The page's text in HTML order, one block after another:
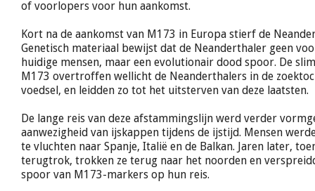
of voorlopers voor hun aankomst.
Kort na de aankomst van M173 in Europa stierf de
Genetisch materiaal bewijst dat de Neanderthaler geen
huidige mensen, maar een evolutionair dood spoor. De
M173 overtroffen wellicht de Neanderthalers in de
voedsel, en leidden zo tot het uitsterven van deze laatsten.
De lange reis van deze afstammingslijn werd verder
aanwezigheid van ijskappen tijdens de ijstijd. Mensen
te vluchten naar Spanje, Italië en de Balkan. Jaren later,
terugtrok, trokken ze terug naar het noorden en
spoor van M173-markers op hun reis.